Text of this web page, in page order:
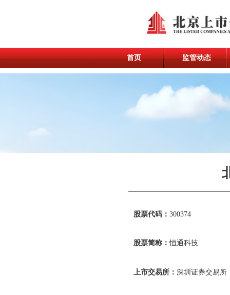
首页 监管动态
股票代码： 300374
股票简称：恒通科技
上市交易所： 深圳证券交易所